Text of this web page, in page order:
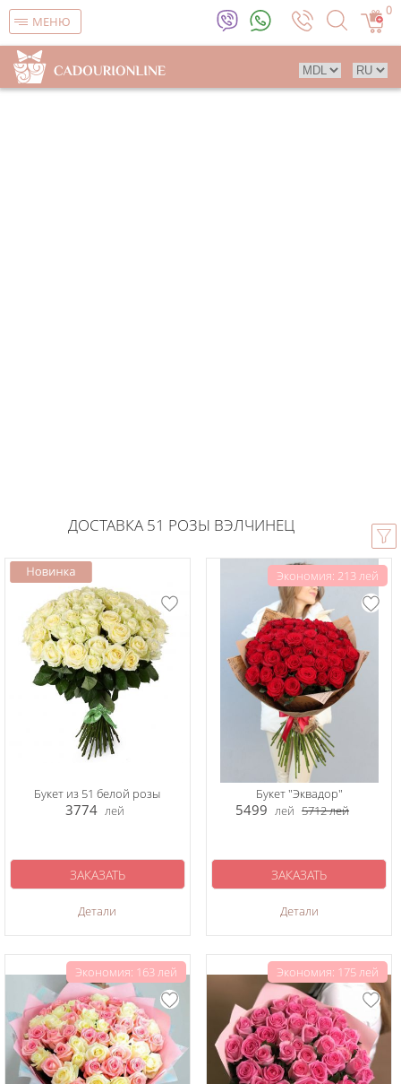
МЕНЮ
0
ДОСТАВКА 51 РОЗЫ ВЭЛЧИНЕЦ
Букет из 51 белой розы
3774 лей
Детали
ЗАКАЗАТЬ
Экономия: 213 лей
Букет "Эквадор"
5499 лей 5712лей
Детали
ЗАКАЗАТЬ
Экономия: 163 лей Экономия: 175 лей